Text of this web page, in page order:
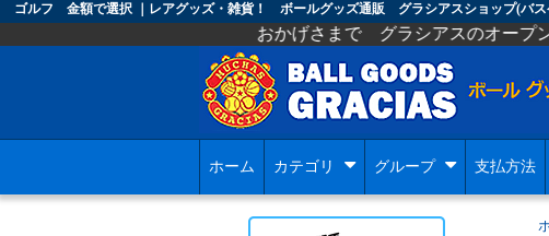
ゴルフ 金額で選択 ｜レアグッズ・雑貨！ ボールグッズ通販 グラシアスショップ(バス
おかげさまで グラシアスのオープンから １２年目
ホーム カテゴリ グループ 支払方法